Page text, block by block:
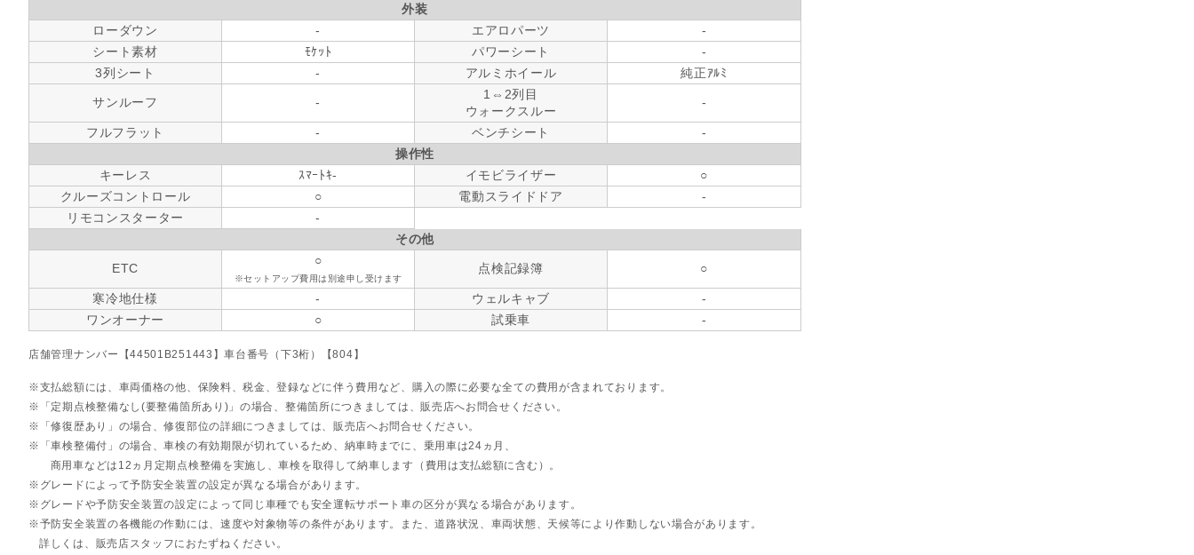
外装
ローダウン
- エアロパーツ
-
シート素材
ﾓｹｯﾄ パワーシート
-
3列シート
- アルミホイール 純正ｱﾙﾐ
サンルーフ -
1⇔2列目
ウォークスルー
-
フルフラット - ベンチシート
-
操作性
キーレス
ｽﾏｰﾄｷ- イモビライザー
○
クルーズコントロール
○ 電動スライドドア
-
リモコンスターター
-
その他
ETC
○
※セットアップ費用は別途申し受けます
点検記録簿 ○
寒冷地仕様 - ウェルキャブ
-
ワンオーナー
○ 試乗車 -
店舗管理ナンバー【44501B251443】車台番号（下3桁）【804】
支払総額には、車両価格の他、保険料、税金、登録などに伴う費用など、購入の際に必要な全ての費用が含まれております。
「定期点検整備なし(要整備箇所あり)」の場合、整備箇所につきましては、販売店へお問合せください。
「修復歴あり」の場合、修復部位の詳細につきましては、販売店へお問合せください。
「車検整備付」の場合、車検の有効期限が切れているため、納車時までに、乗用車は24ヵ月、
商用車などは12ヵ月定期点検整備を実施し、車検を取得して納車します（費用は支払総額に含む）。
グレードによって予防安全装置の設定が異なる場合があります。
グレードや予防安全装置の設定によって同じ車種でも安全運転サポート車の区分が異なる場合があります。
予防安全装置の各機能の作動には、速度や対象物等の条件があります。また、道路状況、車両状態、天候等により作動しない場合があります。
詳しくは、販売店スタッフにおたずねください。